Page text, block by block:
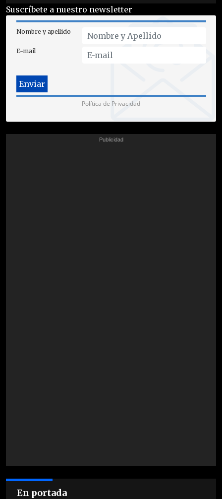
Suscríbete a nuestro newsletter
Nombre y apellido
E-mail
Política de Privacidad
En portada